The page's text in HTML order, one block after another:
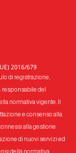
2016/679
di registrazione,
responsabile del
normativa vigente. Il
e consenso alla
alla gestione
di nuovi servizi ed
della normativa